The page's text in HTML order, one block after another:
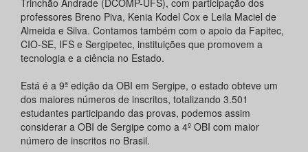
professores Breno Piva, Kenia Kodel Cox e Leila Maciel de
Almeida e Silva. Contamos também com o apoio da Fapitec,
CIO-SE, IFS e Sergipetec, instituições que promovem a
tecnologia e a ciência no Estado.
Está é a 9ª edição da OBI em Sergipe, o estado obteve um
dos maiores números de inscritos, totalizando 3.501
estudantes participando das provas, podemos assim
considerar a OBI de Sergipe como a 4º OBI com maior
número de inscritos no Brasil.